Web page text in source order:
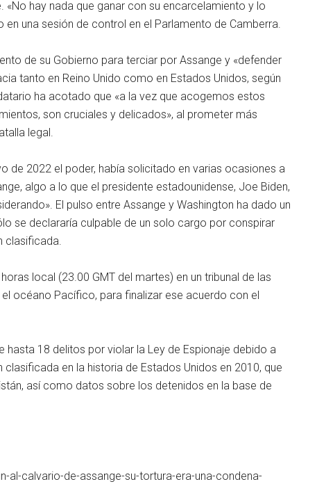
«No hay nada que ganar con su encarcelamiento y lo
en una sesión de control en el Parlamento de Camberra.
de su Gobierno para terciar por Assange y «defender
tanto en Reino Unido como en Estados Unidos, según
ha acotado que «a la vez que acogemos estos
son cruciales y delicados», al prometer más
legal.
de 2022 el poder, había solicitado en varias ocasiones a
algo a lo que el presidente estadounidense, Joe Biden,
El pulso entre Assange y Washington ha dado un
se declararía culpable de un solo cargo por conspirar
clasificada.
local (23.00 GMT del martes) en un tribunal de las
océano Pacífico, para finalizar ese acuerdo con el
hasta 18 delitos por violar la Ley de Espionaje debido a
en la historia de Estados Unidos en 2010, que
así como datos sobre los detenidos en la base de
al-calvario-de-assange-su-tortura-era-una-condena-